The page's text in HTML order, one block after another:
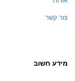
צור קשר
מידע חשוב